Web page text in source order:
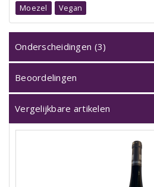
Moezel Vegan
Onderscheidingen (3)
Beoordelingen
Vergelijkbare artikelen